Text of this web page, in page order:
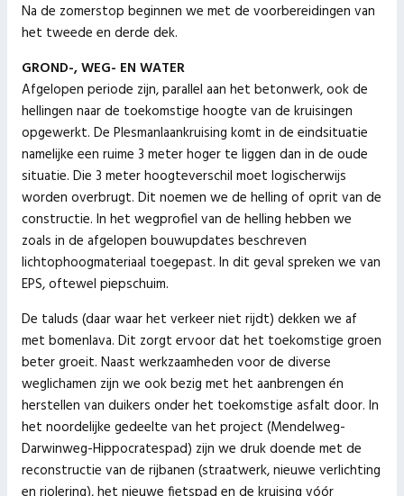
Na de zomerstop beginnen we met de voorbereidingen van
het tweede en derde dek.
GROND-, WEG- EN WATER
Afgelopen periode zijn, parallel aan het betonwerk, ook de
hellingen naar de toekomstige hoogte van de kruisingen
opgewerkt. De Plesmanlaankruising komt in de eindsituatie
namelijke een ruime 3 meter hoger te liggen dan in de oude
situatie. Die 3 meter hoogteverschil moet logischerwijs
worden overbrugt. Dit noemen we de helling of oprit van de
constructie. In het wegprofiel van de helling hebben we
zoals in de afgelopen bouwupdates beschreven
lichtophoogmateriaal toegepast. In dit geval spreken we van
EPS, oftewel piepschuim.
De taluds (daar waar het verkeer niet rijdt) dekken we af
met bomenlava. Dit zorgt ervoor dat het toekomstige groen
beter groeit. Naast werkzaamheden voor de diverse
weglichamen zijn we ook bezig met het aanbrengen én
herstellen van duikers onder het toekomstige asfalt door. In
het noordelijke gedeelte van het project (Mendelweg-
Darwinweg-Hippocratespad) zijn we druk doende met de
reconstructie van de rijbanen (straatwerk, nieuwe verlichting